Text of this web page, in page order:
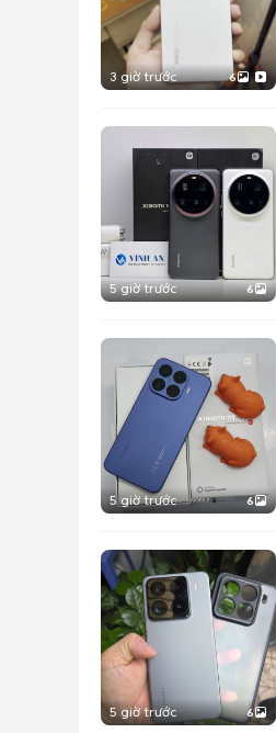
3 giờ trước 6
5 giờ trước 6
5 giờ trước 6
5 giờ trước 6